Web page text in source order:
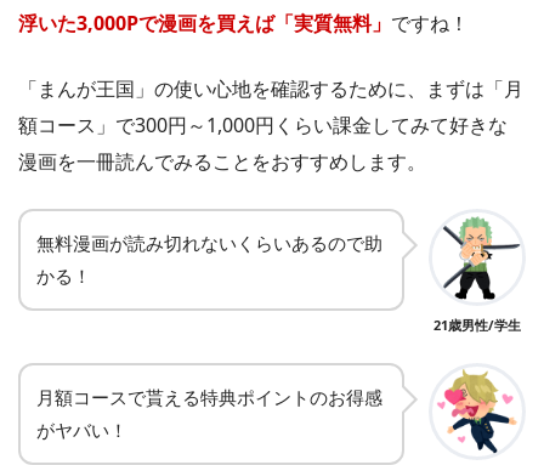
浮いた3,000Pで漫画を買えば「実質無料」 ですね！
「まんが王国」の使い心地を確認するために、まずは「月
額コース」で300円～1,000円くらい課金してみて好きな
漫画を一冊読んでみることをおすすめします。
無料漫画が読み切れないくらいあるので助
かる！
21歳男性/学生
月額コースで貰える特典ポイントのお得感
がヤバい！